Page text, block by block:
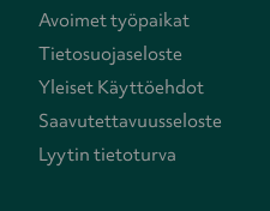
Avoimet työpaikat
Tietosuojaseloste
Yleiset Käyttöehdot
Saavutettavuusseloste
Lyytin tietoturva